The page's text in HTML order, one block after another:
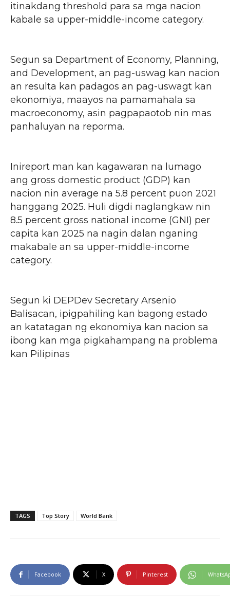
itinakdang threshold para sa mga nacion
kabale sa upper-middle-income category.
Segun sa Department of Economy, Planning,
and Development, an pag-uswag kan nacion
an resulta kan padagos an pag-uswagt kan
ekonomiya, maayos na pamamahala sa
macroeconomy, asin pagpapaotob nin mas
panhaluyan na reporma.
Inireport man kan kagawaran na lumago
ang gross domestic product (GDP) kan
nacion nin average na 5.8 percent puon 2021
hanggang 2025. Huli digdi naglangkaw nin
8.5 percent gross national income (GNI) per
capita kan 2025 na nagin dalan nganing
makabale an sa upper-middle-income
category.
Segun ki DEPDev Secretary Arsenio
Balisacan, ipigpahiling kan bagong estado
an katatagan ng ekonomiya kan nacion sa
ibong kan mga pigkahampang na problema
kan Pilipinas
TAGS Top Story World Bank
Facebook X Pinterest